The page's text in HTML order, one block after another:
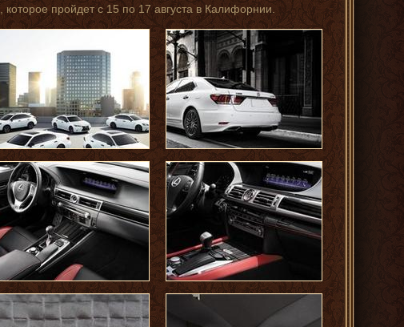
пройдет с 15 по 17 августа в Калифорнии.